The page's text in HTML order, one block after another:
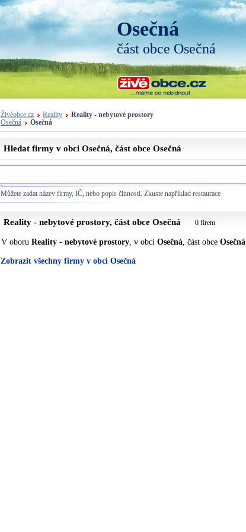
Osečná
část obce Osečná
Živéobce.cz Reality
Reality - nebytové prostory
Osečná
Osečná
Hledat firmy v obci Osečná, část obce Osečná
Můžete zadat název firmy, IČ, nebo popis činnosti. Zkuste například restaurace
Reality - nebytové prostory, část obce Osečná 0 firem
V oboru Reality - nebytové prostory, v obci Osečná, část obce Osečná
Zobrazit všechny firmy v obci Osečná